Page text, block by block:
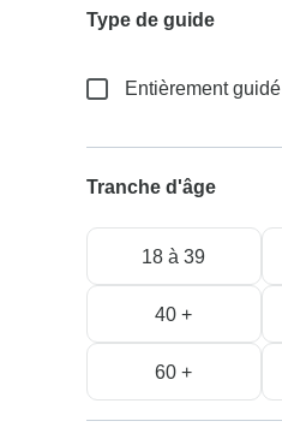
Type de guide
Entièrement guidé
Tranche d'âge
18 à 39
40 +
60 +